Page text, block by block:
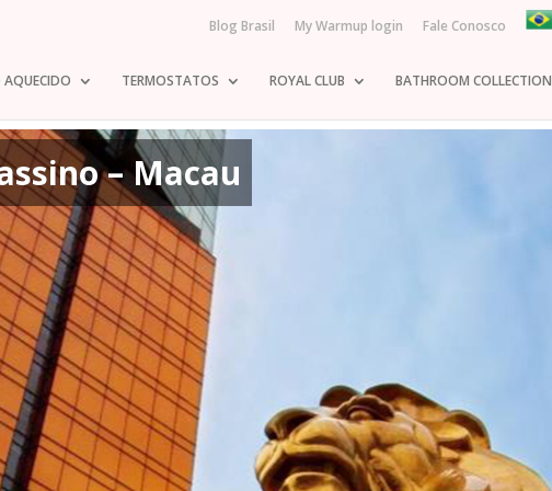
Blog Brasil My Warmup login Fale Conosco
AQUECIDO TERMOSTATOS ROYAL CLUB BATHROOM COLLECTION
– Macau